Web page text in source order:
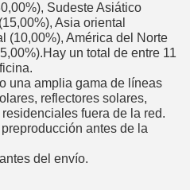
Sudeste Asiático
Asia oriental
(10,00%), América del Norte
un total de entre 11
una amplia gama de líneas
reflectores solares,
fuera de la red.
antes de la
del envío.